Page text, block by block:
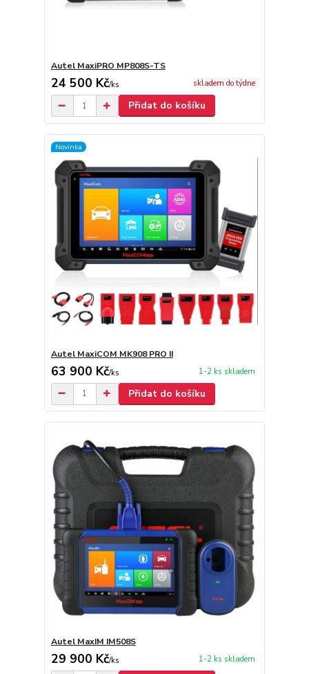
Autel MaxiPRO MP808S-TS
24 500 Kč/ks skladem do týdne
Přidat do košíku
Novinka
Autel MaxiCOM MK908 PRO II
63 900 Kč/ks 1-2 ks skladem
Přidat do košíku
Autel MaxIM IM508S
29 900 Kč/ks 1-2 ks skladem